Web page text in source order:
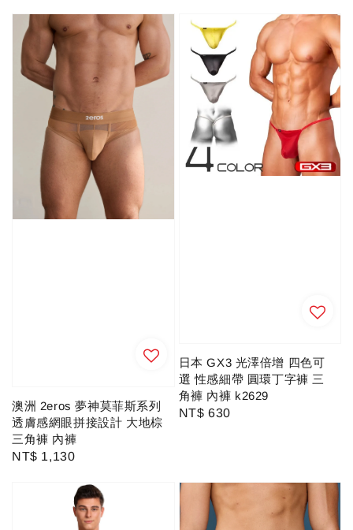
澳洲 2eros 夢神莫菲斯系列
透膚感網眼拼接設計 大地棕
三角褲 內褲
Regular
NT$ 1,130
日本 GX3 光澤倍增 四色可
選 性感細帶 圓環丁字褲 三
角褲 內褲 k2629
Regular
NT$ 630